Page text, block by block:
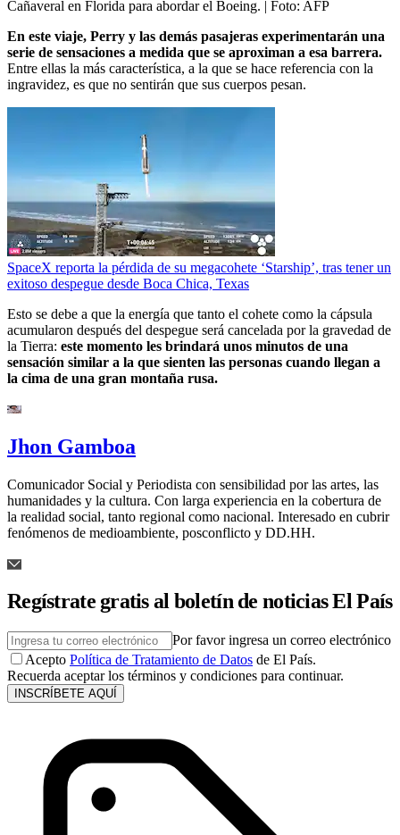
Cañaveral en Florida para abordar el Boeing. | Foto: AFP
En este viaje, Perry y las demás pasajeras experimentarán una
serie de sensaciones a medida que se aproximan a esa barrera.
Entre ellas la más característica, a la que se hace referencia con la
ingravidez, es que no sentirán que sus cuerpos pesan.
SpaceX reporta la pérdida de su megacohete ‘Starship’, tras tener un
exitoso despegue desde Boca Chica, Texas
Esto se debe a que la energía que tanto el cohete como la cápsula
acumularon después del despegue será cancelada por la gravedad de
la Tierra: este momento les brindará unos minutos de una
sensación similar a la que sienten las personas cuando llegan a
la cima de una gran montaña rusa.
Jhon Gamboa
Comunicador Social y Periodista con sensibilidad por las artes, las
humanidades y la cultura. Con larga experiencia en la cobertura de
la realidad social, tanto regional como nacional. Interesado en cubrir
fenómenos de medioambiente, posconflicto y DD.HH.
Regístrate gratis al boletín de noticias El País
Por favor ingresa un correo electrónico
Acepto Política de Tratamiento de Datos de El País.
Recuerda aceptar los términos y condiciones para continuar.
INSCRÍBETE AQUÍ